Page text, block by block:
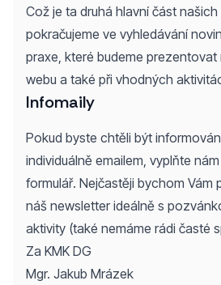
Což je ta druhá hlavní část našich
pokračujeme ve vyhledávání
praxe, které budeme
webu a také při vhodných
Infomaily
Pokud byste chtěli být
individuálně emailem, vyplňte
formulář. Nejčastěji bychom Vám
náš newsletter ideálně s
aktivity (také nemáme rádi časté
Za KMK DG
Mgr. Jakub Mrázek